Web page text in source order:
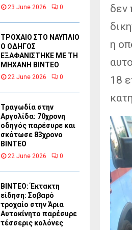
δεν
η
18
23 June 2026 0
ΤΡΟΧΑΙΟ ΣΤΟ ΝΑΥΠΛΙΟ
Ο ΟΔΗΓΟΣ
ΕΞΑΦΑΝΙΣΤΗΚΕ ΜΕ ΤΗ
ΜΗΧΑΝΗ ΒΙΝΤΕΟ
22 June 2026 0
Τραγωδία στην
Αργολίδα: 70χρονη
οδηγός παρέσυρε και
σκότωσε 83χρονο
ΒΙΝΤΕΟ
22 June 2026 0
ΒΙΝΤΕΟ: Έκτακτη
είδηση: Σοβαρό
τροχαίο στην Άρια
Αυτοκίνητο παρέσυρε
τέσσερις κολόνες